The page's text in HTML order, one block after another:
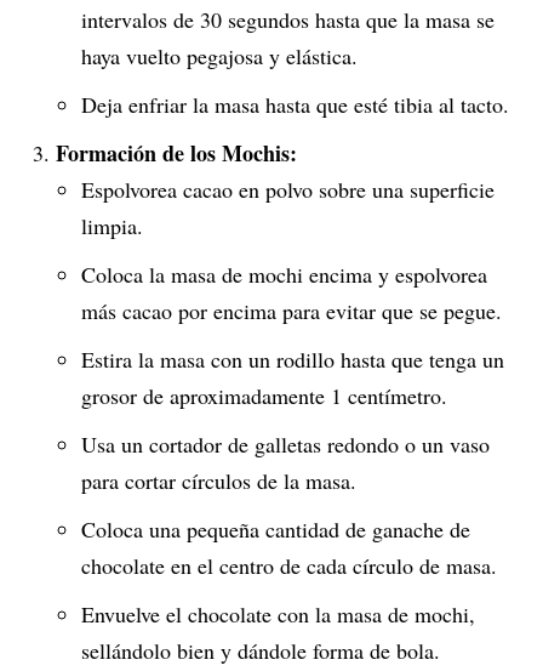
intervalos de 30 segundos hasta que la masa se
haya vuelto pegajosa y elástica.
Deja enfriar la masa hasta que esté tibia al tacto.
Formación de los Mochis:
Espolvorea cacao en polvo sobre una superficie
limpia.
Coloca la masa de mochi encima y espolvorea
más cacao por encima para evitar que se pegue.
Estira la masa con un rodillo hasta que tenga un
grosor de aproximadamente 1 centímetro.
Usa un cortador de galletas redondo o un vaso
para cortar círculos de la masa.
Coloca una pequeña cantidad de ganache de
chocolate en el centro de cada círculo de masa.
Envuelve el chocolate con la masa de mochi,
sellándolo bien y dándole forma de bola.